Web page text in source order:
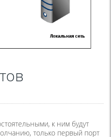
к ним будут
только первый порт